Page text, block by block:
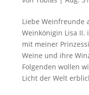
Liebe Weinfreunde
Weinkönigin Lisa II.
mit meiner
Weine und ihre
Folgenden wollen
Licht der Welt